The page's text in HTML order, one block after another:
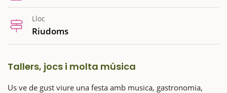
Lloc
Riudoms
Tallers, jocs i molta música
Us ve de gust viure una festa amb musica, gastronomia,